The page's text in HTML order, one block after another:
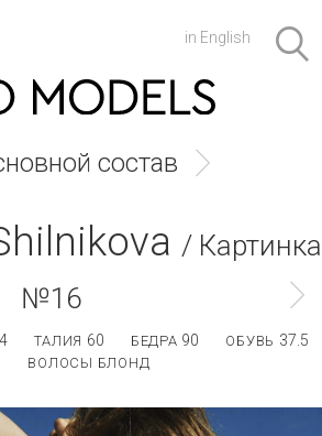
in English
состав
/ Картинка
№16
ТАЛИЯ 60 БЕДРА 90 ОБУВЬ 37.5
ВОЛОСЫ БЛОНД